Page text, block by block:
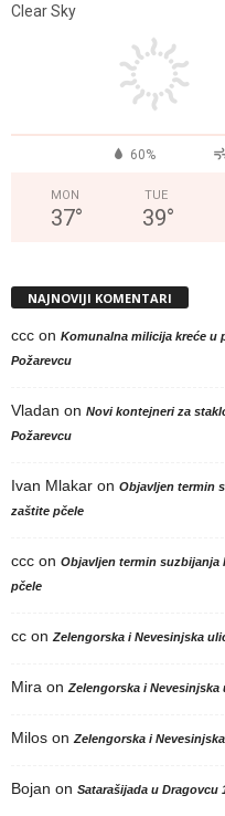
Clear Sky
60%
MON
37°
TUE
39°
NAJNOVIJI KOMENTARI
ccc on Komunalna milicija kreće
Požarevcu
Vladan on Novi kontejneri za
Požarevcu
Ivan Mlakar on Objavljen termin
zaštite pčele
ccc on Objavljen termin suzbijanja
pčele
cc on Zelengorska i Nevesinjska
Mira on Zelengorska i
Milos on Zelengorska i
Bojan on Satarašijada u Dragovcu